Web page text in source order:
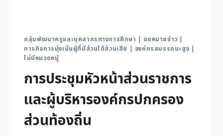
กลุ่มพัฒนาครูและบุคลากรทางการศึกษา | จดหมายข่าว |
ภารกิจการมุ่งเน้นผู้ที่มีส่วนได้ส่วนเสีย | องค์กรสมรรถนะสูง |
ไม่มีหมวดหมู่
การประชุมหัวหน้าส่วนราชการ
และผู้บริหารองค์กรปกครอง
ส่วนท้องถิ่น